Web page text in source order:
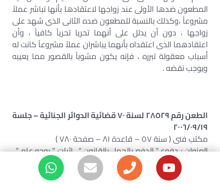
المطعون ضدها الأولى عند زواجها لاعتقادها بأنها تباشر عملاً
مشروعاً ،وكذلك بالنسبة للمطعون ضده الثانى الذى شهد على
زواجها ، دون أن يدلل على أنهما تحريا تحرياً كافياً ، وأن
اعتقادهما الذى اعتقداه بأنهما يباشران عملاً مشروعاً كانت له
أسباب معقولة تبرره ، فإنه يكون مشوباً بالقصور مما يعيبه
ويوجب نقضه .
الطعن رقم ٢٨٥٢٩ لسنة ٧٠ قضائية الدوائر الجنائية – جلسة
٢٠٠٦/٠٩/١٩
مكتب فنى ( سنة ٥٧ – قاعدة ٨١ – صفحة ٧٨٠ )
العنوان : دفوع ” الدفع بالجهل بالقانون ” . إثبات ” بوجه عام ” .
حكم ” تسبيبه . تسبيب غير معيب ” . نقض ” أسباب الطعن . ما لا
يقبل منها ” .